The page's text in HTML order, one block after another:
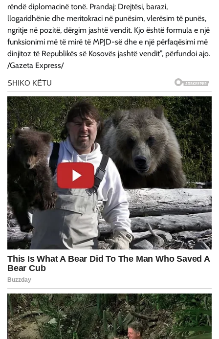
rëndë diplomacinë tonë. Prandaj: Drejtësi, barazi,
llogaridhënie dhe meritokraci në punësim, vlerësim të punës,
ngritje në pozitë, dërgim jashtë vendit. Kjo është formula e një
funksionimi më të mirë të MPJD-së dhe e një përfaqësimi më
dinjitoz të Republikës së Kosovës jashtë vendit”, përfundoi ajo.
/Gazeta Express/